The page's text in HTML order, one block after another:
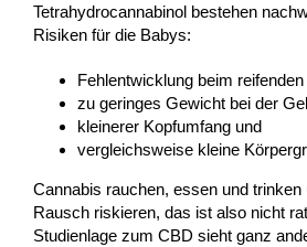
Tetrahydrocannabinol bestehen
Risiken für die Babys:
Fehlentwicklung beim
zu geringes Gewicht bei der
kleinerer Kopfumfang und
vergleichsweise kleine
Cannabis rauchen, essen und trinken
Rausch riskieren, das ist also nicht
Studienlage zum CBD sieht ganz